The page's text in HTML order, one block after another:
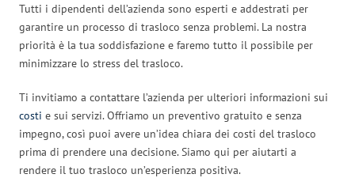
Tutti i dipendenti dell’azienda sono esperti e addestrati per
garantire un processo di trasloco senza problemi. La nostra
priorità è la tua soddisfazione e faremo tutto il possibile per
minimizzare lo stress del trasloco.
Ti invitiamo a contattare l’azienda per ulteriori informazioni sui
costi e sui servizi. Offriamo un preventivo gratuito e senza
impegno, così puoi avere un’idea chiara dei costi del trasloco
prima di prendere una decisione. Siamo qui per aiutarti a
rendere il tuo trasloco un’esperienza positiva.